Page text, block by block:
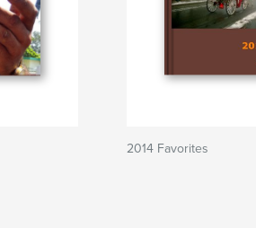
2014 Favorites